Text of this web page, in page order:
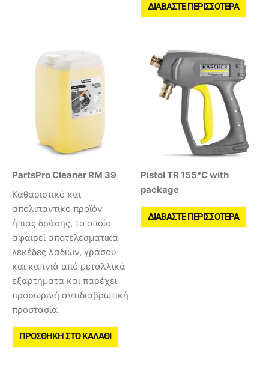
ΔΙΑΒΆΣΤΕ ΠΕΡΙΣΣΌΤΕΡΑ
PartsPro Cleaner RM 39
Καθαριστικό και
απολιπαντικό προϊόν
ήπιας δράσης, το οποίο
αφαιρεί αποτελεσματικά
λεκέδες λαδιών, γράσου
και καπνιά από μεταλλικά
εξαρτήματα και παρέχει
προσωρινή αντιδιαβρωτική
προστασία.
ΠΡΟΣΘΉΚΗ ΣΤΟ ΚΑΛΆΘΙ
Pistol TR 155°C with
package
ΔΙΑΒΆΣΤΕ ΠΕΡΙΣΣΌΤΕΡΑ